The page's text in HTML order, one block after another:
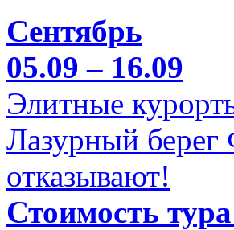
Сентябрь
05.09 – 16.09
Элитные
Лазурный
отказывают!
Стоимость